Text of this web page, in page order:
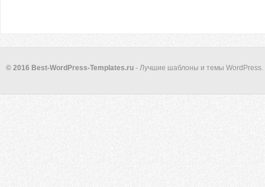
© 2016 Best-WordPress-Templates.ru - Лучшие шаблоны и темы